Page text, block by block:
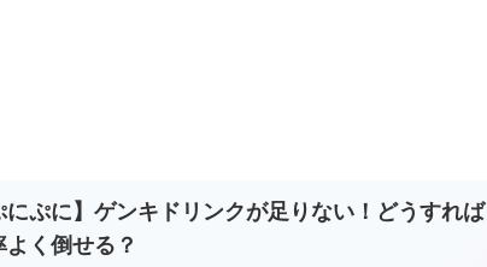
にぷに】ゲンキドリンクが足りない！どうすれば
よく倒せる？